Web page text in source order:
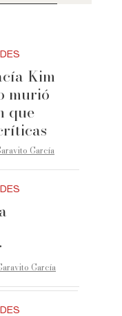
Kim
murió
que
García
García